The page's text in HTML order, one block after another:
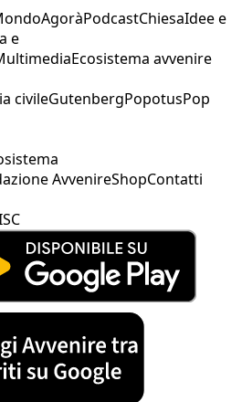
AgoràPodcastChiesaIdee e
e
Ecosistema avvenire
civileGutenbergPopotusPop
AvvenireShopContatti